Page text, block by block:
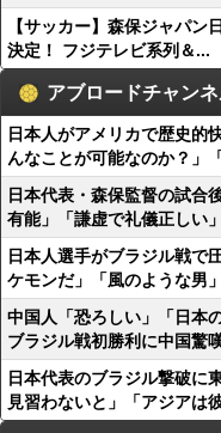
【サッカー】森保ジャパ
決定！ フジテレビ系列＆...
アブロードチャン
日本人がアメリカで歴史的
んなことが可能なのか？」
日本代表・森保監督の試合
有能」「謙虚で礼儀正しい
日本人選手がブラジル戦で
ケモンだ」「風のような男
中国人「恐ろしい」「日本
ブラジル戦初勝利に中国驚
日本代表のブラジル撃破に
見習わないと」「アジアは